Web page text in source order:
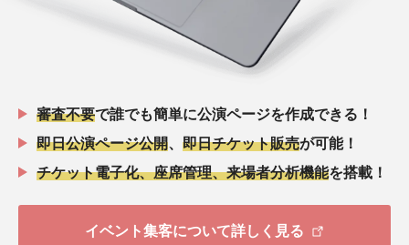
審査不要で誰でも簡単に公演ページを作成できる！
即日公演ページ公開
即日チケット販売が可能！
チケット電子化、座席管理、来場者分析機能を搭載！
イベント集客について詳しく見る